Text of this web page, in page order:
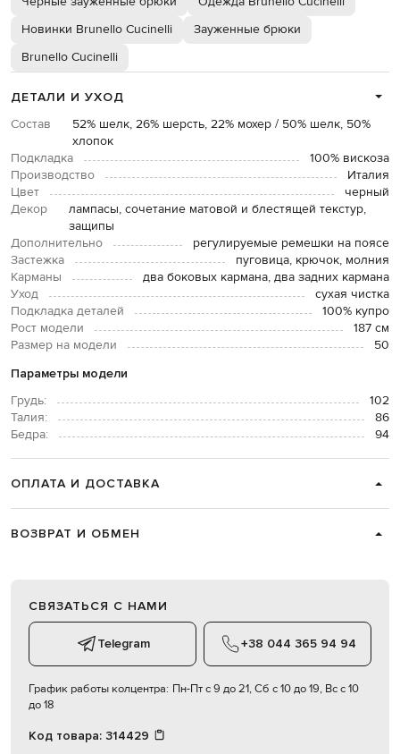
Новинки Brunello Cucinelli
Зауженные брюки
Brunello Cucinelli
ДЕТАЛИ И УХОД
Состав
52% шелк, 26% шерсть, 22% мохер / 50% шелк, 50%
хлопок
Подкладка
100% вискоза
Производство
Италия
Цвет
черный
Декор
лампасы, сочетание матовой и блестящей текстур,
защипы
Дополнительно
регулируемые ремешки на поясе
Застежка
пуговица, крючок, молния
Карманы
два боковых кармана, два задних кармана
Уход
сухая чистка
Подкладка деталей
100% купро
Рост модели
187 см
Размер на модели
50
Параметры модели
Грудь:
102
Талия:
86
Бедра:
94
ОПЛАТА И ДОСТАВКА
ВОЗВРАТ И ОБМЕН
СВЯЗАТЬСЯ С НАМИ
Telegram +38 044 365 94 94
График работы колцентра: Пн-Пт с 9 до 21, Сб с 10 до 19, Вс с 10
до 18
Код товара: 314429